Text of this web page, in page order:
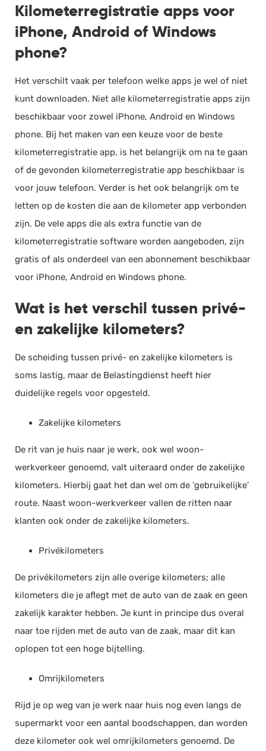
Kilometerregistratie apps voor
iPhone, Android of Windows
phone?
Het verschilt vaak per telefoon welke apps je wel of niet
kunt downloaden. Niet alle kilometerregistratie apps zijn
beschikbaar voor zowel iPhone, Android en Windows
phone. Bij het maken van een keuze voor de beste
kilometerregistratie app, is het belangrijk om na te gaan
of de gevonden kilometerregistratie app beschikbaar is
voor jouw telefoon. Verder is het ook belangrijk om te
letten op de kosten die aan de kilometer app verbonden
zijn. De vele apps die als extra functie van de
kilometerregistratie software worden aangeboden, zijn
gratis of als onderdeel van een abonnement beschikbaar
voor iPhone, Android en Windows phone.
Wat is het verschil tussen privé-
en zakelijke kilometers?
De scheiding tussen privé- en zakelijke kilometers is
soms lastig, maar de Belastingdienst heeft hier
duidelijke regels voor opgesteld.
Zakelijke kilometers
De rit van je huis naar je werk, ook wel woon-
werkverkeer genoemd, valt uiteraard onder de zakelijke
kilometers. Hierbij gaat het dan wel om de ‘gebruikelijke’
route. Naast woon-werkverkeer vallen de ritten naar
klanten ook onder de zakelijke kilometers.
Privékilometers
De privékilometers zijn alle overige kilometers; alle
kilometers die je aflegt met de auto van de zaak en geen
zakelijk karakter hebben. Je kunt in principe dus overal
naar toe rijden met de auto van de zaak, maar dit kan
oplopen tot een hoge bijtelling.
Omrijkilometers
Rijd je op weg van je werk naar huis nog even langs de
supermarkt voor een aantal boodschappen, dan worden
deze kilometer ook wel omrijkilometers genoemd. De